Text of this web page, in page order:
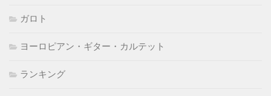
ガロト
ヨーロピアン・ギター・カルテット
ランキング